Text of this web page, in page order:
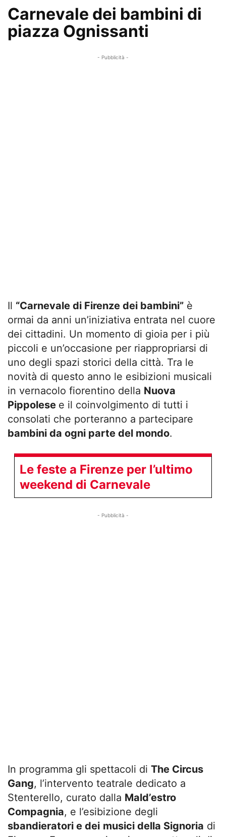
Carnevale dei bambini di
piazza Ognissanti
- Pubblicità -
Il “Carnevale di Firenze dei bambini” è
ormai da anni un’iniziativa entrata nel cuore
dei cittadini. Un momento di gioia per i più
piccoli e un’occasione per riappropriarsi di
uno degli spazi storici della città. Tra le
novità di questo anno le esibizioni musicali
in vernacolo fiorentino della Nuova
Pippolese e il coinvolgimento di tutti i
consolati che porteranno a partecipare
bambini da ogni parte del mondo.
Le feste a Firenze per l’ultimo
weekend di Carnevale
- Pubblicità -
In programma gli spettacoli di The Circus
Gang, l’intervento teatrale dedicato a
Stenterello, curato dalla Mald’estro
Compagnia, e l’esibizione degli
sbandieratori e dei musici della Signoria di